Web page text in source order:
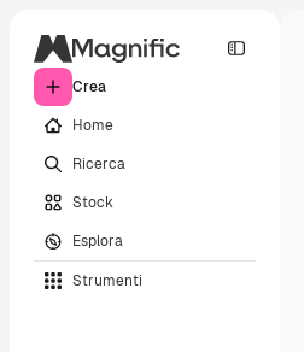
Crea
Home
Ricerca
Stock
Esplora
Strumenti